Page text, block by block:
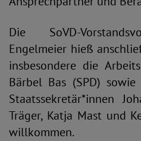
Die SoVD-
Engelmeier hieß
insbesondere die
Bärbel Bas (SPD)
Staatssekretär*innen
Träger, Katja Mast und
willkommen.